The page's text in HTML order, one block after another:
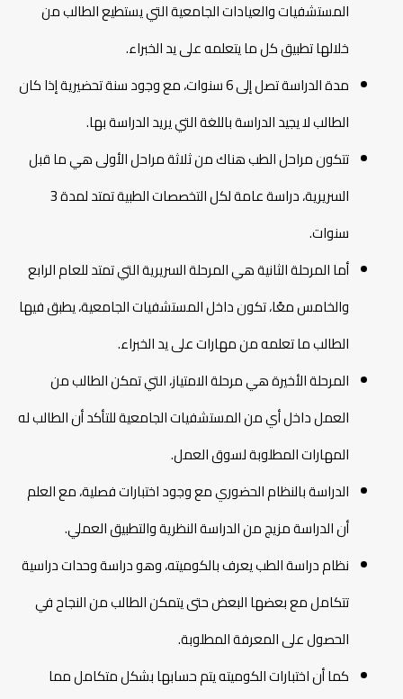
المستشفيات والعيادات الجامعية التي يستطيع الطالب من
خلالها تطبيق كل ما يتعلمه على يد الخبراء.
مدة الدراسة تصل إلى 6 سنوات، مع وجود سنة تحضيرية إذا كان
الطالب لا يجيد الدراسة باللغة التي يريد الدراسة بها.
تتكون مراحل الطب هناك من ثلاثة مراحل الأولى هي ما قبل
السريرية، دراسة عامة لكل التخصصات الطبية تمتد لمدة 3
سنوات.
أما المرحلة الثانية هي المرحلة السريرية التي تمتد للعام الرابع
والخامس معًا، تكون داخل المستشفيات الجامعية، يطبق فيها
الطالب ما تعلمه من مهارات على يد الخبراء.
المرحلة الأخيرة هي مرحلة الامتياز، التي تمكن الطالب من
العمل داخل أي من المستشفيات الجامعية للتأكد أن الطالب له
المهارات المطلوبة لسوق العمل.
الدراسة بالنظام الحضوري مع وجود اختبارات فصلية، مع العلم
أن الدراسة مزيج من الدراسة النظرية والتطبيق العملي.
نظام دراسة الطب يعرف بالكوميته، وهو دراسة وحدات دراسية
تتكامل مع بعضها البعض حتى يتمكن الطالب من النجاح في
الحصول على المعرفة المطلوبة.
كما أن اختبارات الكوميته يتم حسابها بشكل متكامل مما